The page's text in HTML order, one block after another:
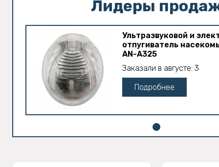
Лидеры
Ультразвуковой и
отпугиватель
AN-A325
Заказали в августе: 3
Подробнее